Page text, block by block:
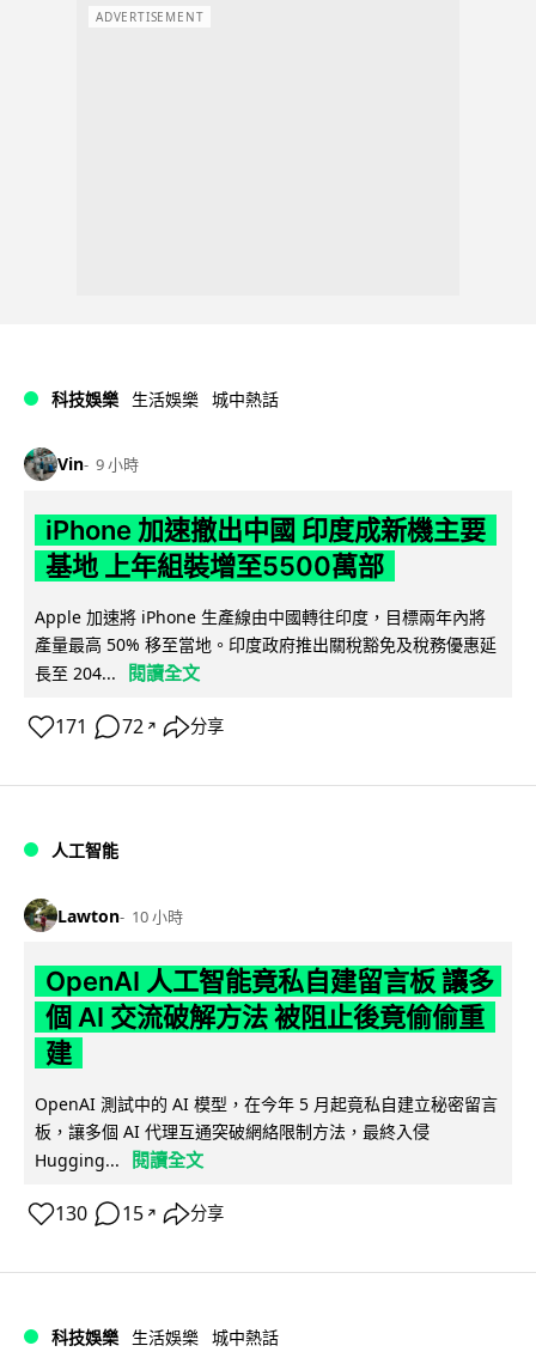
ADVERTISEMENT
科技娛樂 生活娛樂 城中熱話
Vin 9 小時
iPhone 加速撤出中國 印度成新機主要
基地 上年組裝增至5500萬部
Apple 加速將 iPhone 生產線由中國轉往印度，目標兩年內將
產量最高 50% 移至當地。印度政府推出關稅豁免及稅務優惠延
長至 204...
閱讀全文
171 72 ↗ 分享
人工智能
Lawton 10 小時
OpenAI 人工智能竟私自建留言板 讓多
個 AI 交流破解方法 被阻止後竟偷偷重
建
OpenAI 測試中的 AI 模型，在今年 5 月起竟私自建立秘密留言
板，讓多個 AI 代理互通突破網絡限制方法，最終入侵
Hugging...
閱讀全文
130 15 ↗ 分享
科技娛樂 生活娛樂 城中熱話